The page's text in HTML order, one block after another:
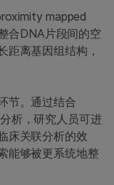
mapped
合DNA片段间的空
距离基因组结构，
节。通过结合
析，研究人员可进
床关联分析的效
能够被更系统地整